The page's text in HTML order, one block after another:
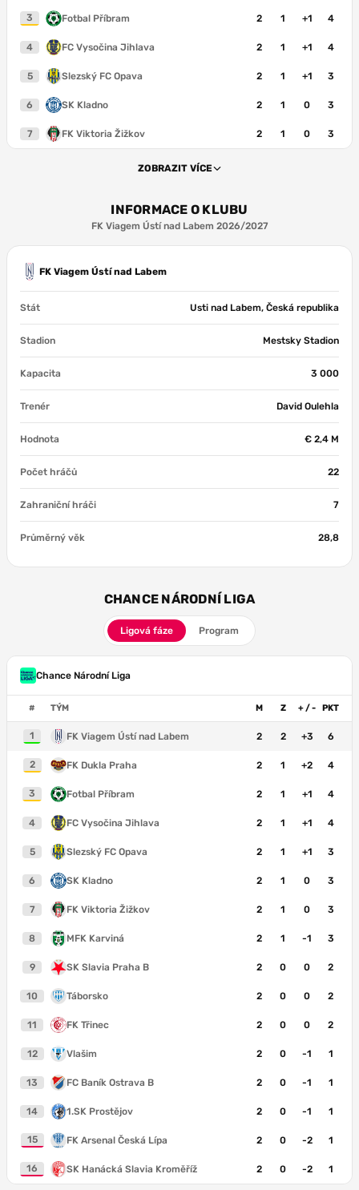
3 Fotbal Příbram 2 1 +1 4
4 FC Vysočina Jihlava 2 1 +1 4
5 Slezský FC Opava 2 1 +1 3
6 SK Kladno 2 1 0 3
7 FK Viktoria Žižkov 2 1 0 3
ZOBRAZIT VÍCE
INFORMACE O KLUBU
FK Viagem Ústí nad Labem 2026/2027
FK Viagem Ústí nad Labem
Stát Usti nad Labem, Česká republika
Stadion Mestsky Stadion
Kapacita 3 000
Trenér David Oulehla
Hodnota € 2,4 M
Počet hráčů 22
Zahraniční hráči 7
Průměrný věk 28,8
CHANCE NÁRODNÍ LIGA
Ligová fáze Program
Chance Národní Liga
# TÝM M Z + / - PKT
1 FK Viagem Ústí nad Labem 2 2 +3 6
2 FK Dukla Praha 2 1 +2 4
3 Fotbal Příbram 2 1 +1 4
4 FC Vysočina Jihlava 2 1 +1 4
5 Slezský FC Opava 2 1 +1 3
6 SK Kladno 2 1 0 3
7 FK Viktoria Žižkov 2 1 0 3
8 MFK Karviná 2 1 -1 3
9 SK Slavia Praha B 2 0 0 2
10 Táborsko 2 0 0 2
11 FK Třinec 2 0 0 2
12 Vlašim 2 0 -1 1
13 FC Baník Ostrava B 2 0 -1 1
14 1.SK Prostějov 2 0 -1 1
15 FK Arsenal Česká Lípa 2 0 -2 1
16 SK Hanácká Slavia Kroměříž 2 0 -2 1